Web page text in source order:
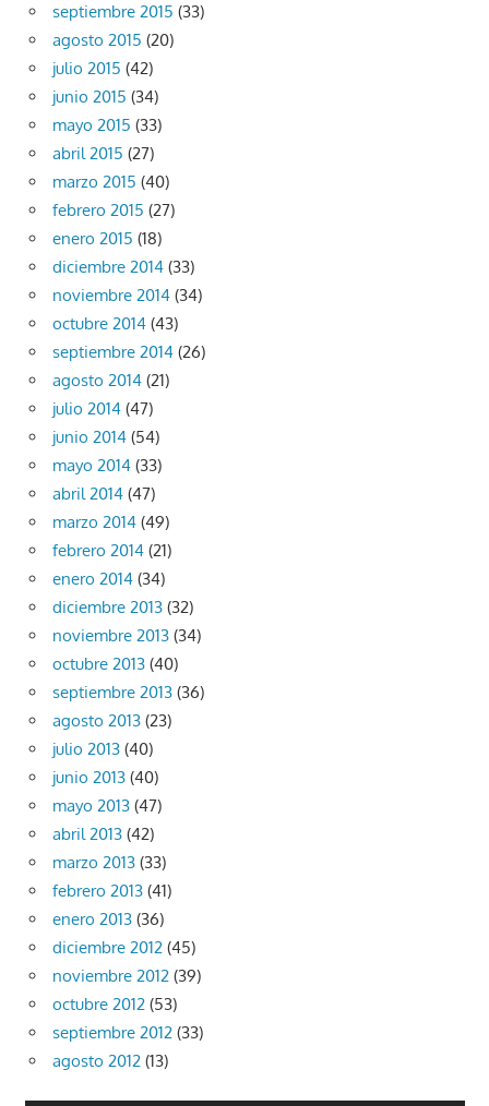
septiembre 2015 (33)
agosto 2015 (20)
julio 2015 (42)
junio 2015 (34)
mayo 2015 (33)
abril 2015 (27)
marzo 2015 (40)
febrero 2015 (27)
enero 2015 (18)
diciembre 2014 (33)
noviembre 2014 (34)
octubre 2014 (43)
septiembre 2014 (26)
agosto 2014 (21)
julio 2014 (47)
junio 2014 (54)
mayo 2014 (33)
abril 2014 (47)
marzo 2014 (49)
febrero 2014 (21)
enero 2014 (34)
diciembre 2013 (32)
noviembre 2013 (34)
octubre 2013 (40)
septiembre 2013 (36)
agosto 2013 (23)
julio 2013 (40)
junio 2013 (40)
mayo 2013 (47)
abril 2013 (42)
marzo 2013 (33)
febrero 2013 (41)
enero 2013 (36)
diciembre 2012 (45)
noviembre 2012 (39)
octubre 2012 (53)
septiembre 2012 (33)
agosto 2012 (13)